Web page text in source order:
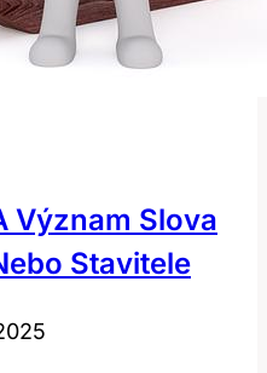
Význam Slova
Stavitele